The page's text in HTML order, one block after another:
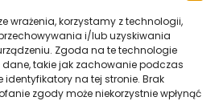
wrażenia, korzystamy z technologii,
i/lub uzyskiwania
Zgoda na te technologie
takie jak zachowanie podczas
na tej stronie. Brak
zgody może niekorzystnie wpłynąć
PŁATNOŚCI